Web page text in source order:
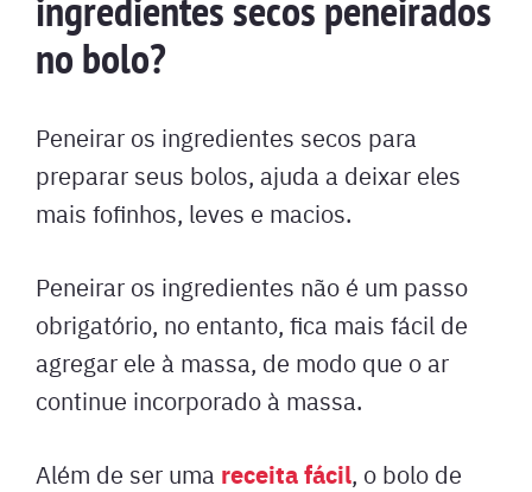
ingredientes secos peneirados
no bolo?
Peneirar os ingredientes secos para
preparar seus bolos, ajuda a deixar eles
mais fofinhos, leves e macios.
Peneirar os ingredientes não é um passo
obrigatório, no entanto, fica mais fácil de
agregar ele à massa, de modo que o ar
continue incorporado à massa.
Além de ser uma receita fácil, o bolo de